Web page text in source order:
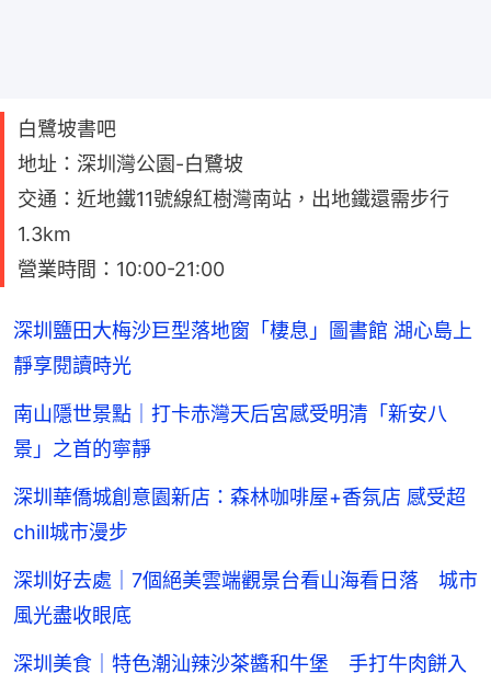
白鷺坡書吧
地址：深圳灣公園-白鷺坡
交通：近地鐵11號線紅樹灣南站，出地鐵還需步行
1.3km
營業時間：10:00-21:00
深圳鹽田大梅沙巨型落地窗「棲息」圖書館 湖心島上
靜享閱讀時光
南山隱世景點｜打卡赤灣天后宮感受明清「新安八
景」之首的寧靜
深圳華僑城創意園新店：森林咖啡屋+香氛店 感受超
chill城市漫步
深圳好去處｜7個絕美雲端觀景台看山海看日落 城市
風光盡收眼底
深圳美食｜特色潮汕辣沙茶醬和牛堡 手打牛肉餅入